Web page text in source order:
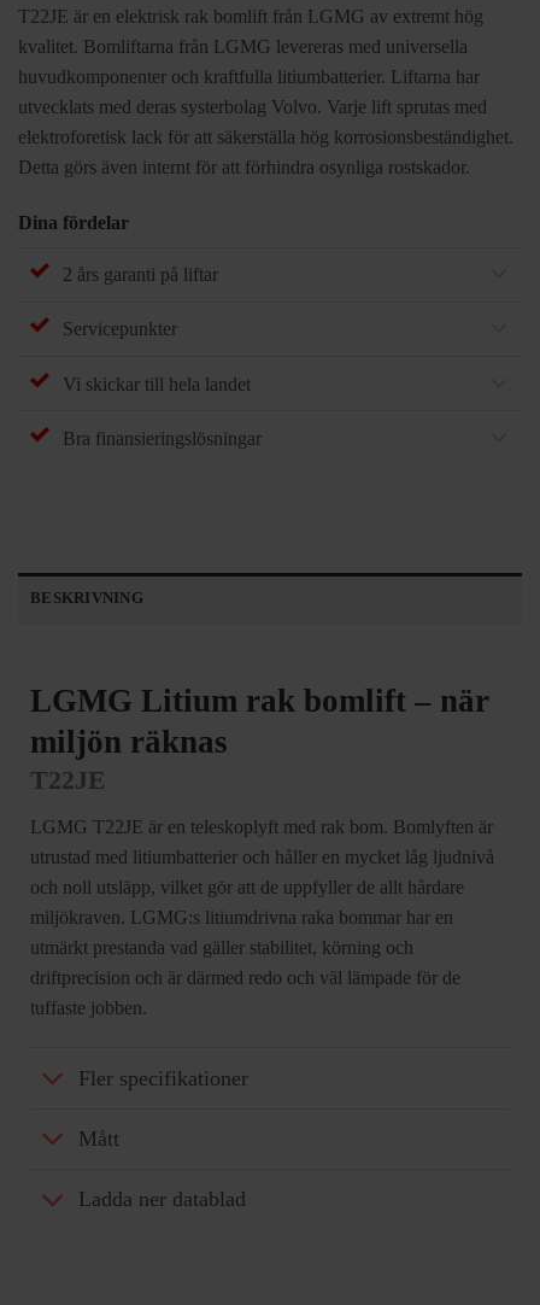
T22JE är en elektrisk rak bomlift från LGMG av extremt hög
kvalitet. Bomliftarna från LGMG levereras med universella
huvudkomponenter och kraftfulla litiumbatterier. Liftarna har
utvecklats med deras systerbolag Volvo. Varje lift sprutas med
elektroforetisk lack för att säkerställa hög korrosionsbeständighet.
Detta görs även internt för att förhindra osynliga rostskador.
Dina fördelar
2 års garanti på liftar
Servicepunkter
Vi skickar till hela landet
Bra finansieringslösningar
BESKRIVNING
LGMG Litium rak bomlift – när
miljön räknas
T22JE
LGMG T22JE är en teleskoplyft med rak bom. Bomlyften är
utrustad med litiumbatterier och håller en mycket låg ljudnivå
och noll utsläpp, vilket gör att de uppfyller de allt hårdare
miljökraven. LGMG:s litiumdrivna raka bommar har en
utmärkt prestanda vad gäller stabilitet, körning och
driftprecision och är därmed redo och väl lämpade för de
tuffaste jobben.
Fler specifikationer
Mått
Ladda ner datablad